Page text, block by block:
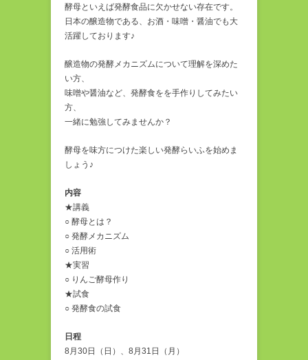
酵母といえば発酵食品に欠かせない存在です。
日本の醸造物である、お酒・味噌・醤油でも大
活躍しております♪
醸造物の発酵メカニズムについて理解を深めた
い方、
味噌や醤油など、発酵食をを手作りしてみたい
方、
一緒に勉強してみませんか？
酵母を味方につけた楽しい発酵らいふを始めま
しょう♪
内容
★講義
○ 酵母とは？
○ 発酵メカニズム
○ 活用術
★実習
○ りんご酵母作り
★試食
○ 発酵食の試食
日程
8月30日（日）、8月31日（月）